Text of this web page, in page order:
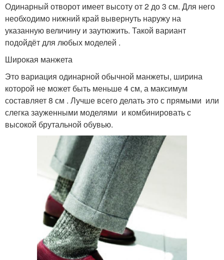
Одинарный отворот имеет высоту от 2 до 3 см. Для него
необходимо нижний край вывернуть наружу на
указанную величину и заутюжить. Такой вариант
подойдёт для любых моделей .
Широкая манжета
Это вариация одинарной обычной манжеты, ширина
которой не может быть меньше 4 см, а максимум
составляет 8 см . Лучше всего делать это с прямыми или
слегка зауженными моделями и комбинировать с
высокой брутальной обувью.